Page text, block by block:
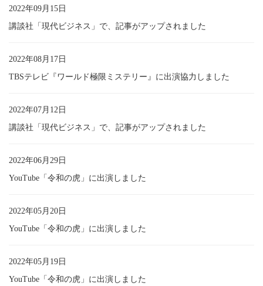
2022年09月15日
講談社「現代ビジネス」で、記事がアップされました
2022年08月17日
TBSテレビ『ワールド極限ミステリー』に出演協力しました
2022年07月12日
講談社「現代ビジネス」で、記事がアップされました
2022年06月29日
YouTube「令和の虎」に出演しました
2022年05月20日
YouTube「令和の虎」に出演しました
2022年05月19日
YouTube「令和の虎」に出演しました